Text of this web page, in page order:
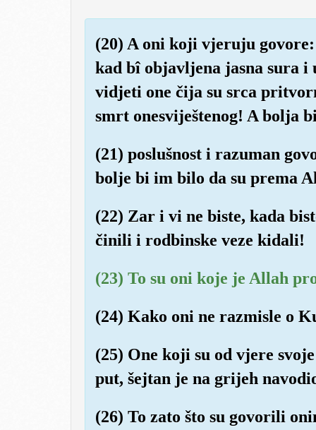
(20) A oni koji vjeruju
kad bî objavljena jasna sura i
vidjeti one čija su srca
smrt onesviještenog! A bolja
(21) poslušnost i razuman
bolje bi im bilo da su prema
(22) Zar i vi ne biste, kada
činili i rodbinske veze kidali!
(23) To su oni koje je Allah
(24) Kako oni ne razmisle o
(25) One koji su od vjere
put, šejtan je na grijeh
(26) To zato što su govorili